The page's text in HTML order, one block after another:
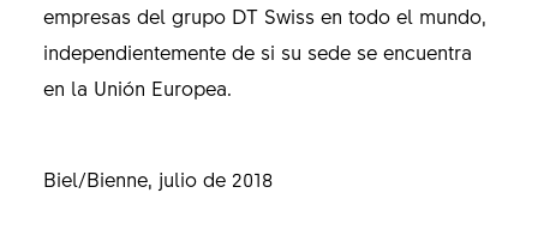
empresas del grupo DT Swiss en todo el mundo,
independientemente de si su sede se encuentra
en la Unión Europea.
Biel/Bienne, julio de 2018